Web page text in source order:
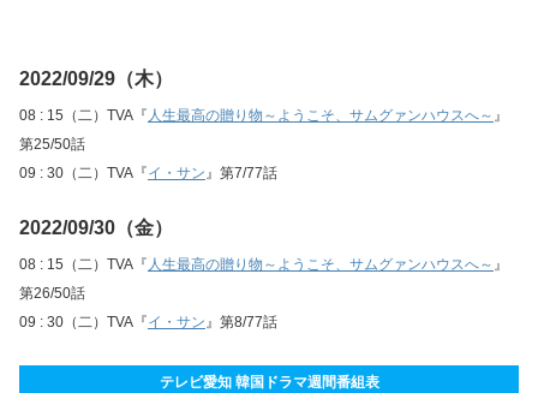
2022/09/29（木）
08 : 15（二）TVA『 人生最高の贈り物～ようこそ、サムグァンハウスへ～ 』
第25/50話
09 : 30（二）TVA『イ・サン』第7/77話
2022/09/30（金）
08 : 15（二）TVA『 人生最高の贈り物～ようこそ、サムグァンハウスへ～ 』
第26/50話
09 : 30（二）TVA『イ・サン』第8/77話
テレビ愛知 韓国ドラマ週間番組表